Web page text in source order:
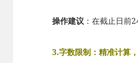
​操作建议​ ：在截止日前
3.字数限制：精准计算